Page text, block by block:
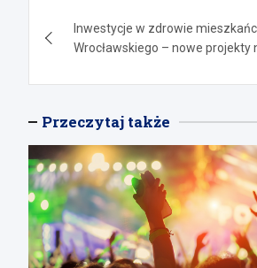
wpisu
Inwestycje w zdrowie
Wrocławskiego – nowe projekty
Przeczytaj także